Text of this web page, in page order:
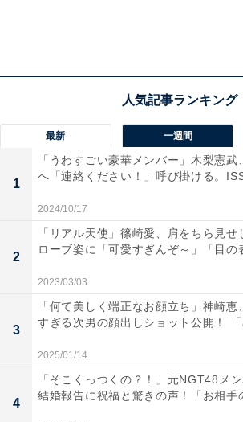
最新 一週間
1
「うわすごい豪華メンバー」木梨憲武
へ「連絡ください！」呼び掛ける。
2024/10/17
2
「リアル天使」篠崎愛、肩をちら見せ
ローブ姿に「可愛すぎんぞ～」「目の
2023/03/03
3
「何て美しく端正なお顔立ち」神崎恵
すぎる次男の顔出しショット公開！
2025/01/14
4
「そこくっつくの？！」元NGT48メン
結婚報告に祝福と驚きの声！「お相手